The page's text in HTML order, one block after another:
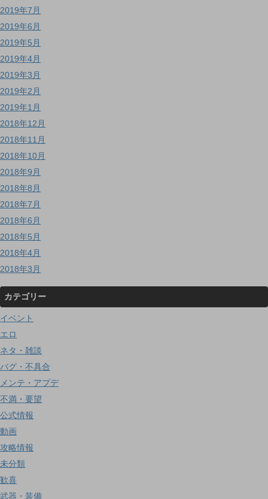
2019年7月
2019年6月
2019年5月
2019年4月
2019年3月
2019年2月
2019年1月
2018年12月
2018年11月
2018年10月
2018年9月
2018年8月
2018年7月
2018年6月
2018年5月
2018年4月
2018年3月
カテゴリー
イベント
エロ
ネタ・雑談
バグ・不具合
メンテ・アプデ
不満・要望
公式情報
動画
攻略情報
未分類
歓喜
武器・装備